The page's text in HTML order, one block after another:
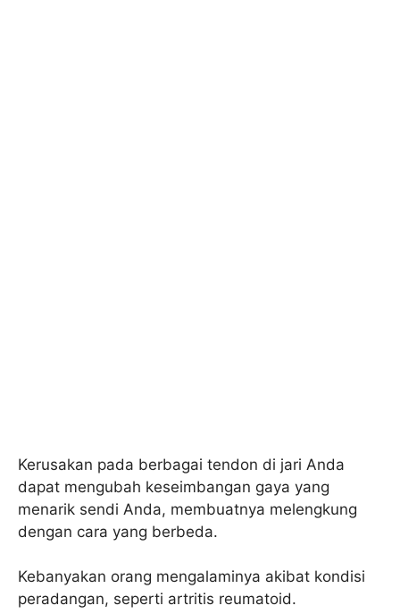
Kerusakan pada berbagai tendon di jari Anda
dapat mengubah keseimbangan gaya yang
menarik sendi Anda, membuatnya melengkung
dengan cara yang berbeda.
Kebanyakan orang mengalaminya akibat kondisi
peradangan, seperti artritis reumatoid.